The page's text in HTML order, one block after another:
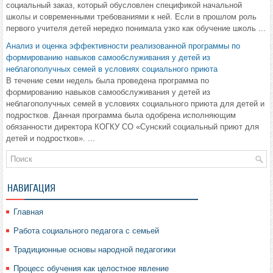
социальный заказ, который обусловлен спецификой начальной
школы и современными требованиями к ней. Если в прошлом роль
первого учителя детей нередко понимала узко как обучение школь ...
Анализ и оценка эффективности реализованной программы по
формированию навыков самообслуживания у детей из
неблагополучных семей в условиях социального приюта
В течение семи недель была проведена программа по
формированию навыков самообслуживания у детей из
неблагополучных семей в условиях социального приюта для детей и
подростков. Данная программа была одобрена исполняющим
обязанности директора КОГКУ СО «Сунский социальный приют для
детей и подростков». ...
НАВИГАЦИЯ
Главная
Работа социального педагога с семьей
Традиционные основы народной педагогики
Процесс обучения как целостное явление